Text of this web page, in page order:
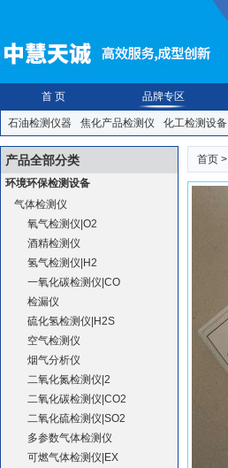
首 页 品牌专区
石油检测仪器 焦化产品检测仪 化工检测设备
产品全部分类
环境环保检测设备
气体检测仪
氧气检测仪|O2
酒精检测仪
氢气检测仪|H2
一氧化碳检测仪|CO
检漏仪
硫化氢检测仪|H2S
空气检测仪
烟气分析仪
二氧化氮检测仪|2
二氧化碳检测仪|CO2
二氧化硫检测仪|SO2
多参数气体检测仪
可燃气体检测仪|EX
首页 >